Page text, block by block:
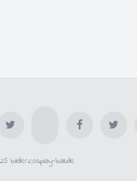
bilder.cosplay-ball.de